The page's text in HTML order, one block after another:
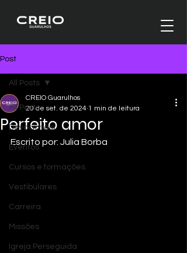
Post
All Posts
Devocionais
Eventos
Cursos e formações
Vestibulares
Carreira
Missões
Igreja Perseguida
All Posts
Perfeito amor
CREIO Guarulhos
20 de set. de 2024 1 min de leitura
Escrito por: Julia Borba